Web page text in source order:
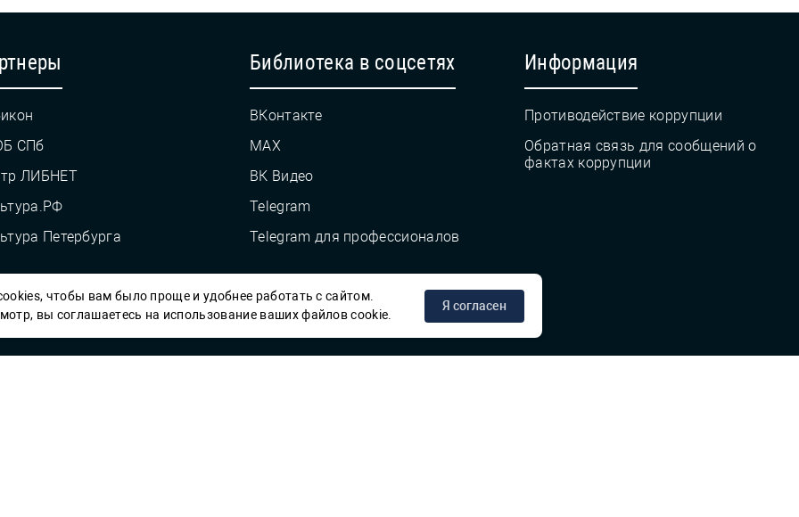
СПб
ЛИБНЕТ
Петербурга
Библиотека в соцсетях
ВКонтакте
MAX
ВК Видео
Telegram
Telegram для профессионалов
Информация
Противодействие коррупции
Обратная связь для сообщений о
фактах коррупции
ГБУК ГСЦБС, 2012-2026 гг.
чтобы вам было проще и удобнее работать с сайтом.
вы соглашаетесь на использование ваших файлов cookie.
Я согласен